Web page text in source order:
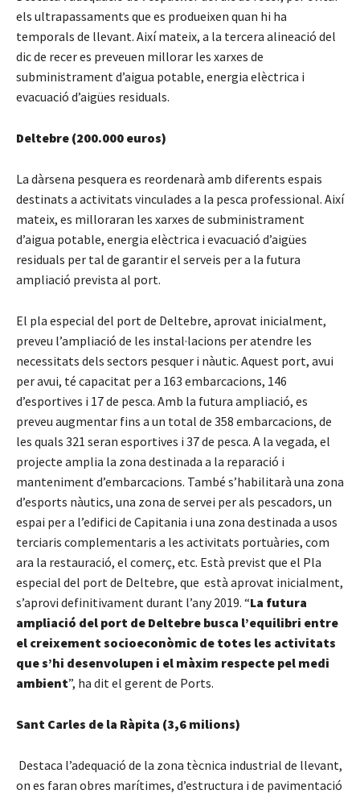
els ultrapassaments que es produeixen quan hi ha
temporals de llevant. Així mateix, a la tercera alineació del
dic de recer es preveuen millorar les xarxes de
subministrament d’aigua potable, energia elèctrica i
evacuació d’aigües residuals.
Deltebre (200.000 euros)
La dàrsena pesquera es reordenarà amb diferents espais
destinats a activitats vinculades a la pesca professional. Així
mateix, es milloraran les xarxes de subministrament
d’aigua potable, energia elèctrica i evacuació d’aigües
residuals per tal de garantir el serveis per a la futura
ampliació prevista al port.
El pla especial del port de Deltebre, aprovat inicialment,
preveu l’ampliació de les instal·lacions per atendre les
necessitats dels sectors pesquer i nàutic. Aquest port, avui
per avui, té capacitat per a 163 embarcacions, 146
d’esportives i 17 de pesca. Amb la futura ampliació, es
preveu augmentar fins a un total de 358 embarcacions, de
les quals 321 seran esportives i 37 de pesca. A la vegada, el
projecte amplia la zona destinada a la reparació i
manteniment d’embarcacions. També s’habilitarà una zona
d’esports nàutics, una zona de servei per als pescadors, un
espai per a l’edifici de Capitania i una zona destinada a usos
terciaris complementaris a les activitats portuàries, com
ara la restauració, el comerç, etc. Està previst que el Pla
especial del port de Deltebre, que està aprovat inicialment,
s’aprovi definitivament durant l’any 2019. “La futura
ampliació del port de Deltebre busca l’equilibri entre
el creixement socioeconòmic de totes les activitats
que s’hi desenvolupen i el màxim respecte pel medi
ambient”, ha dit el gerent de Ports.
Sant Carles de la Ràpita (3,6 milions)
Destaca l’adequació de la zona tècnica industrial de llevant,
on es faran obres marítimes, d’estructura i de pavimentació